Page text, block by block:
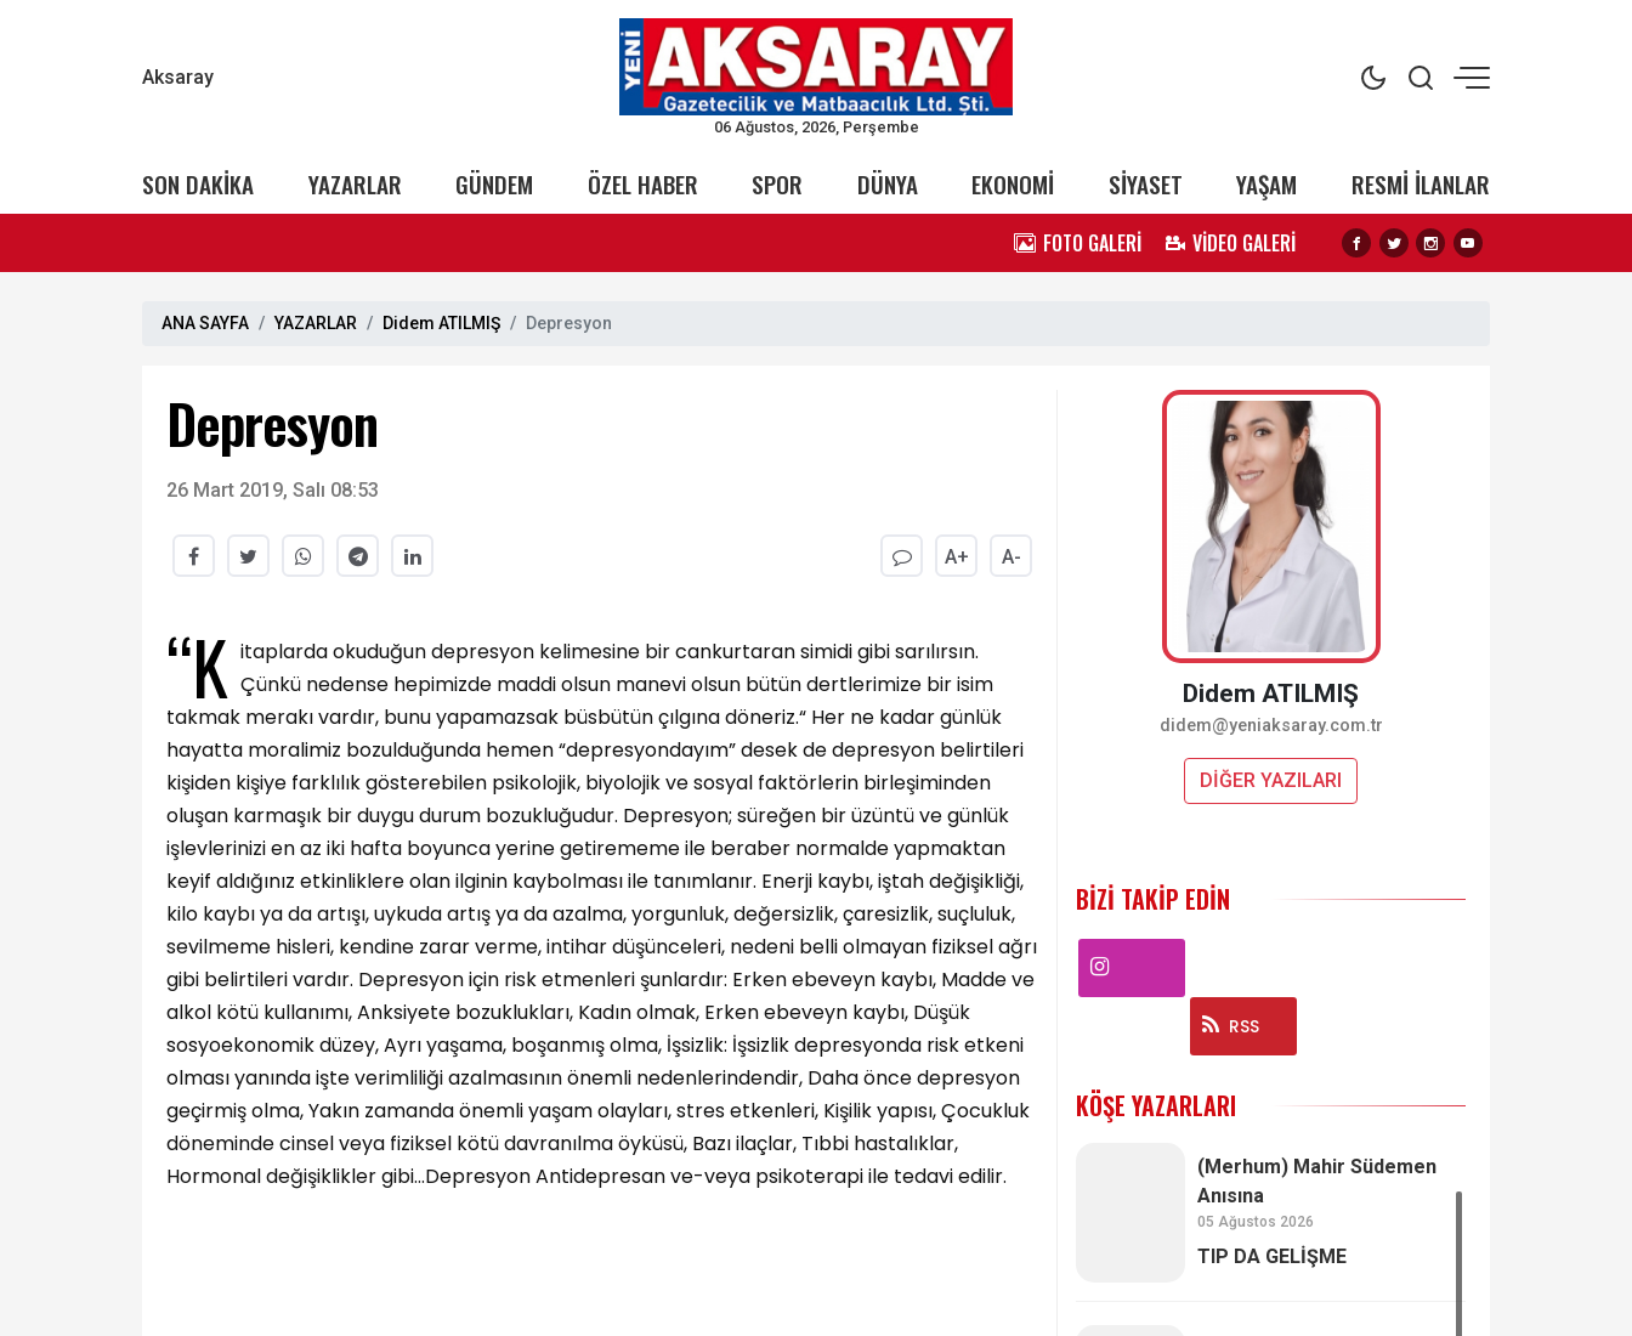
Aksaray
06 Ağustos, 2026, Perşembe
SON DAKİKA YAZARLAR GÜNDEM ÖZEL HABER SPOR DÜNYA EKONOMİ SİYASET YAŞAM RESMİ İLANLAR
FOTO GALERİ VİDEO GALERİ
ANA SAYFA YAZARLAR Didem ATILMIŞ Depresyon
Depresyon
26 Mart 2019, Salı 08:53
A+ A-
“K itaplarda okuduğun depresyon kelimesine bir cankurtaran simidi gibi sarılırsın.
Çünkü nedense hepimizde maddi olsun manevi olsun bütün dertlerimize bir isim
takmak merakı vardır, bunu yapamazsak büsbütün çılgına döneriz.“ Her ne kadar günlük
hayatta moralimiz bozulduğunda hemen “depresyondayım” desek de depresyon belirtileri
kişiden kişiye farklılık gösterebilen psikolojik, biyolojik ve sosyal faktörlerin birleşiminden
oluşan karmaşık bir duygu durum bozukluğudur. Depresyon; süreğen bir üzüntü ve günlük
işlevlerinizi en az iki hafta boyunca yerine getirememe ile beraber normalde yapmaktan
keyif aldığınız etkinliklere olan ilginin kaybolması ile tanımlanır. Enerji kaybı, iştah değişikliği,
kilo kaybı ya da artışı, uykuda artış ya da azalma, yorgunluk, değersizlik, çaresizlik, suçluluk,
sevilmeme hisleri, kendine zarar verme, intihar düşünceleri, nedeni belli olmayan fiziksel ağrı
gibi belirtileri vardır. Depresyon için risk etmenleri şunlardır: Erken ebeveyn kaybı, Madde ve
alkol kötü kullanımı, Anksiyete bozuklukları, Kadın olmak, Erken ebeveyn kaybı, Düşük
sosyoekonomik düzey, Ayrı yaşama, boşanmış olma, İşsizlik: İşsizlik depresyonda risk etkeni
olması yanında işte verimliliği azalmasının önemli nedenlerindendir, Daha önce depresyon
geçirmiş olma, Yakın zamanda önemli yaşam olayları, stres etkenleri, Kişilik yapısı, Çocukluk
döneminde cinsel veya fiziksel kötü davranılma öyküsü, Bazı ilaçlar, Tıbbi hastalıklar,
Hormonal değişiklikler gibi...Depresyon Antidepresan ve-veya psikoterapi ile tedavi edilir.
Didem ATILMIŞ
didem@yeniaksaray.com.tr
DİĞER YAZILARI
BIZI TAKIP EDIN
RSS
KÖŞE YAZARLARI
(Merhum) Mahir Südemen
Anısına
05 Ağustos 2026
TIP DA GELİŞME